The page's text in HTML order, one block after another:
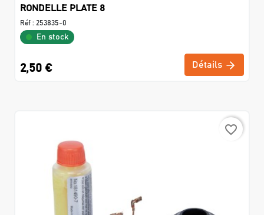
RONDELLE PLATE 8
Réf : 253835-0
En stock
2,50 € Détails
favorite_border